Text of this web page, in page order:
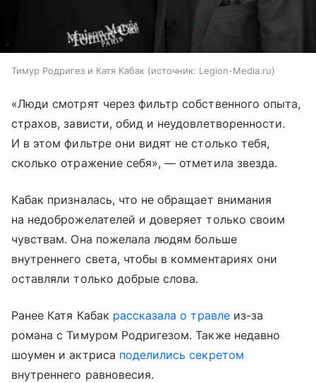
Тимур Родригез и Катя Кабак источник: Legion-Media.ru
«Люди смотрят через фильтр собственного опыта,
страхов, зависти, обид и неудовлетворенности.
И в этом фильтре они видят не столько тебя,
сколько отражение себя», — отметила звезда.
Кабак призналась, что не обращает внимания
на недоброжелателей и доверяет только своим
чувствам. Она пожелала людям больше
внутреннего света, чтобы в комментариях они
оставляли только добрые слова.
Ранее Катя Кабак рассказала о травлеиз-за
романа с Тимуром Родригезом. Также недавно
шоумен и актриса поделились секретом
внутреннего равновесия.